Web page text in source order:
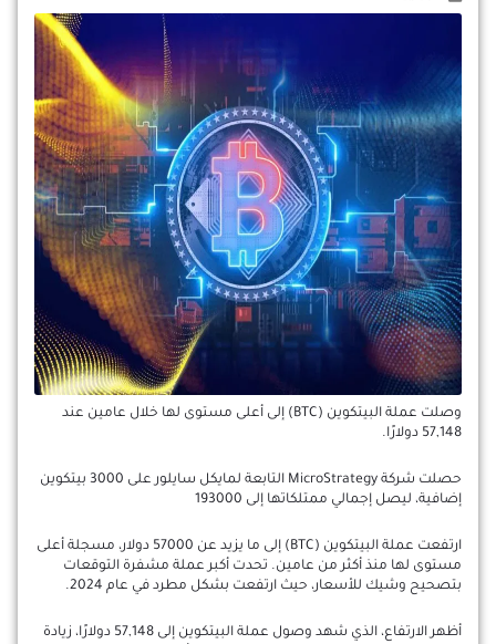
وصلت عملة البيتكوين (BTC) إلى أعلى مستوى لها خلال عامين عند
57,148 دولارًا.
حصلت شركة MicroStrategy التابعة لمايكل سايلور على 3000 بيتكوين
إضافية، ليصل إجمالي ممتلكاتها إلى 193000
ارتفعت عملة البيتكوين (BTC) إلى ما يزيد عن 57000 دولار، مسجلة أعلى
مستوى لها منذ أكثر من عامين. تحدت أكبر عملة مشفرة التوقعات
بتصحيح وشيك للأسعار، حيث ارتفعت بشكل مطرد في عام 2024.
أظهر الارتفاع، الذي شهد وصول عملة البيتكوين إلى 57,148 دولارًا، زيادة